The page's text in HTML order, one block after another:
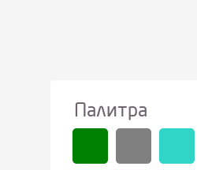
Палитра